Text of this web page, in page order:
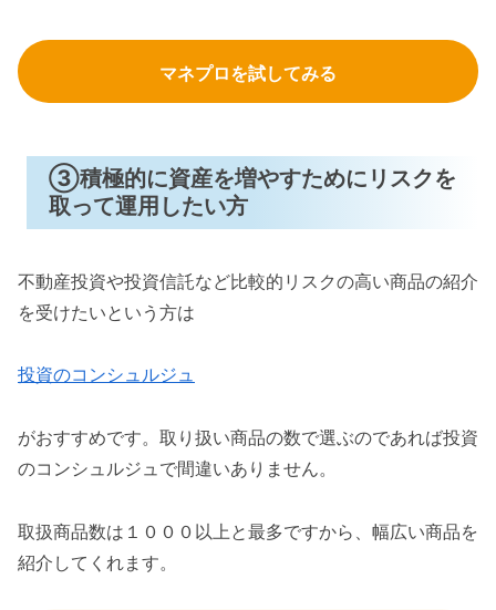
マネプロを試してみる
③積極的に資産を増やすためにリスクを
取って運用したい方
不動産投資や投資信託など比較的リスクの高い商品の紹介
を受けたいという方は
投資のコンシュルジュ
がおすすめです。取り扱い商品の数で選ぶのであれば投資
のコンシュルジュで間違いありません。
取扱商品数は１０００以上と最多ですから、幅広い商品を
紹介してくれます。